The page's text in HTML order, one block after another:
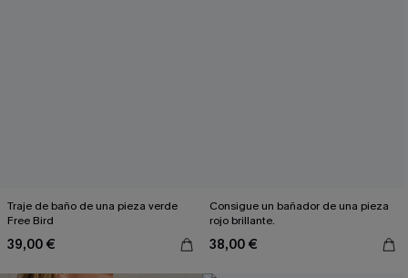
Traje de baño de una pieza verde
Free Bird
39,00 €
Consigue un bañador de una pieza
rojo brillante.
38,00 €